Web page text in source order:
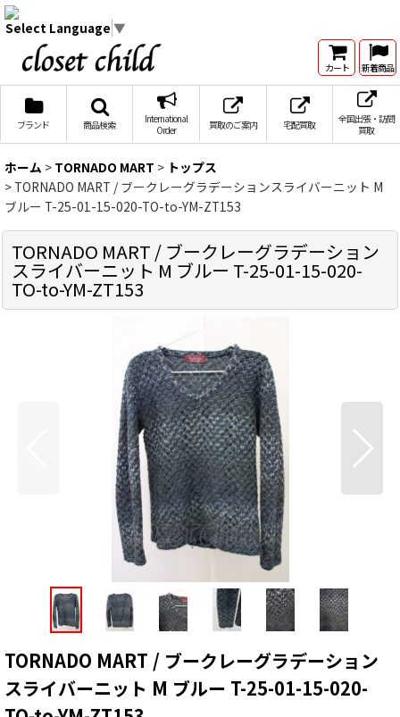
Select Language ▼
カート 新着商品
ブランド 商品検索
International
Order
買取のご案内 宅配買取
全国出張・訪問
買取
ホーム > TORNADO MART > トップス
> TORNADO MART / ブークレーグラデーションスライバーニット M
ブルー T-25-01-15-020-TO-to-YM-ZT153
TORNADO MART / ブークレーグラデーション
スライバーニット M ブルー T-25-01-15-020-
TO-to-YM-ZT153
TORNADO MART / ブークレーグラデーション
スライバーニット M ブルー T-25-01-15-020-